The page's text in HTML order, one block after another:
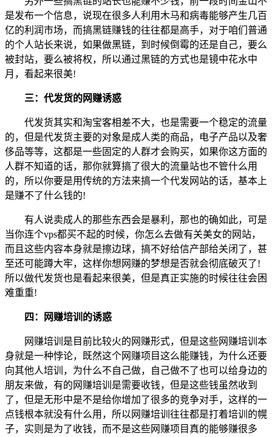
是发布一个信息，说现在很多人利用木马和病毒能够产生几百
亿的利润市场，而搞黑链赚钱的往往都是高手，对于咱们普通
的个人站长来说，如果做黑链，到时候倒霉的还是自己，要么
被封站，要么被将权，所以通过黑链的方式也是镜中花水中
月，看起来很美!
三：代发货的网赚诱惑
代发货其实和淘宝客相差不大，也是需要一个稳定的流量
的，但是代发货主要的对象是成人类的商品，电子产品以及奢
侈品等等，这都是一些固定的人群才会购买，如果你这方面的
人群不知道的话，那你就算搞了很大的流量站也不管什么用
的，所以你要是用传统的方法来搞一个代发网站的话，基本上
是赚不了什么钱的!
有人说卖成人的那些东西会是暴利，那也的确如此，可是
当你连个vps都买不起的时候，你怎么去做有关美女的网站，
而且这些内容本身就是擦边球，搞不好给信产部给关闭了，甚
至还可能蹲大牢，这样你想网赚的梦想是否就会彻底破灭了!
所以做代发货也是看起来很美，但是真正实施的时候往往会困
难重重!
四：网赚培训的诱惑
网赚培训是目前比较火的网赚形式，但是这些网赚培训本
身就是一种悖论，既然这个网赚项目这么能赚钱，为什么还要
向其他人培训，为什么不自己做，自己做不了也可以给身边的
朋友来做，有的网赚培训是需要收钱，但是这些钱虽然收到
了，但是无形中是不是给你增加了很多的竞争对手，这样的一
点钱根本就没有什么用，所以网赚培训往往都是打着培训的幌
子，实则是为了收钱，而不是这些网赚项目真的能够赚很多